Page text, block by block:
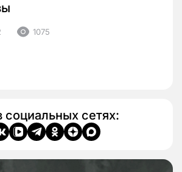
1075
сетях: